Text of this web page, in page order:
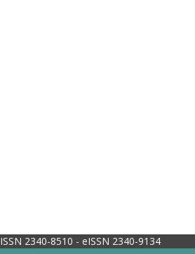
ISSN 2340-8510 - eISSN 2340-9134